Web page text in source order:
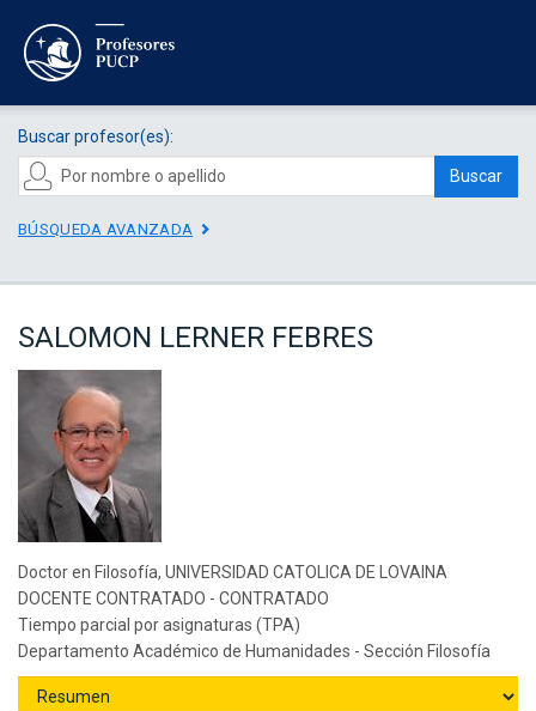
Buscar profesor(es):
Buscar
BÚSQUEDA AVANZADA
SALOMON LERNER FEBRES
Doctor en Filosofía, UNIVERSIDAD CATOLICA DE LOVAINA
DOCENTE CONTRATADO - CONTRATADO
Tiempo parcial por asignaturas (TPA)
Departamento Académico de Humanidades - Sección Filosofía